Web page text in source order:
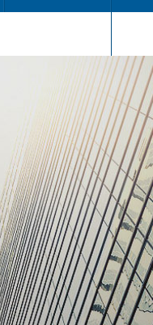
>最新资讯